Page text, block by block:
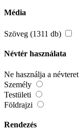
Média
Szöveg (1311 db)
Névtér használata
Ne használja a névteret
Személy
Testületi
Földrajzi
Rendezés